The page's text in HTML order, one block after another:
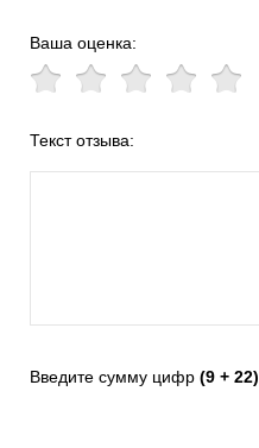
Ваша оценка:
Текст отзыва:
Введите сумму цифр (9 + 22)